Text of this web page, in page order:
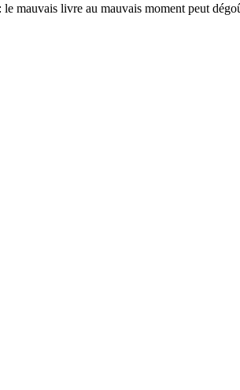
: le mauvais livre au mauvais moment peut